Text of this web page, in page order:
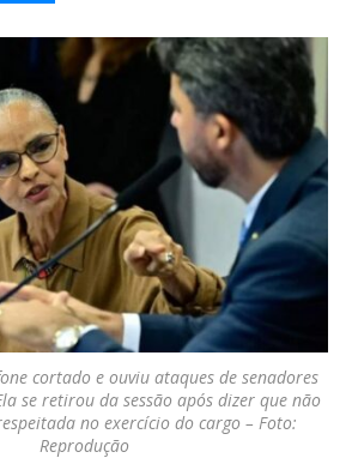
cortado e ouviu ataques de senadores
se retirou da sessão após dizer que não
no exercício do cargo – Foto:
Reprodução